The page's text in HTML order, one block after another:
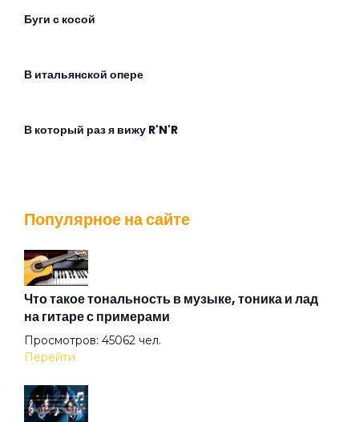
Буги с косой
В итальянской опере
В который раз я вижу R'N'R
Воздух
Ворота
Все кто нёс
Популярное на сайте
Что такое тональность в музыке, тоника и лад
на гитаре с примерами
Просмотров: 45062 чел.
Перейти